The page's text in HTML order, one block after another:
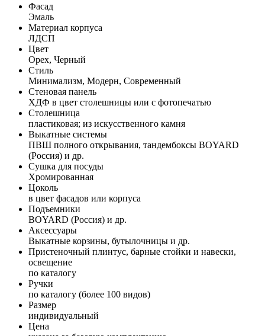
Фасад
Эмаль
Материал корпуса
ЛДСП
Цвет
Орех, Черный
Стиль
Минимализм, Модерн, Современный
Стеновая панель
ХДФ в цвет столешницы или с фотопечатью
Столешница
пластиковая; из искусственного камня
Выкатные системы
ПВШ полного открывания, тандембоксы BOYARD
(Россия) и др.
Сушка для посуды
Хромированная
Цоколь
в цвет фасадов или корпуса
Подъемники
BOYARD (Россия) и др.
Аксессуары
Выкатные корзины, бутылочницы и др.
Пристеночный плинтус, барные стойки и навески,
освещение
по каталогу
Ручки
по каталогу (более 100 видов)
Размер
индивидуальный
Цена